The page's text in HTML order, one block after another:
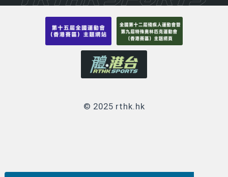
© 2025 rthk.hk